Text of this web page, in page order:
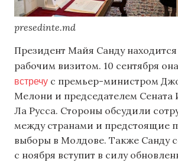
presedinte.md
Президент Майя Санду
рабочим визитом. 10 сентября она
встречу с премьер-министром
Мелони и председателем Сената
Ла Русса. Стороны обсудили
между странами и предстоящие
выборы в Молдове. Также Санду
с ноября вступит в силу